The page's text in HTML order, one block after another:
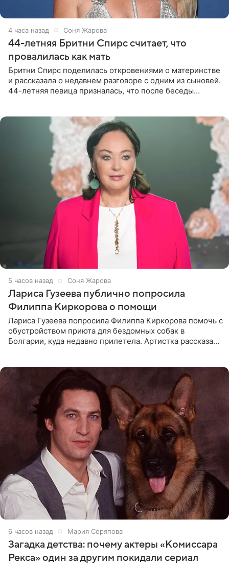
5 часов назад Соня Жарова
44-летняя Бритни Спирс считает, что
провалилась как мать
Бритни Спирс поделилась откровениями о материнстве
и рассказала о недавнем разговоре с одним из сыновей.
44-летняя певица призналась, что после беседы
5 часов назад Соня Жарова
Лариса Гузеева публично попросила
Филиппа Киркорова о помощи
Лариса Гузеева попросила Филиппа Киркорова помочь с
обустройством приюта для бездомных собак в
Болгарии, куда недавно прилетела. Артистка рассказала
6 часов назад Мария Серяпова
Загадка детства: почему актеры «Комиссара
Рекса» один за другим покидали сериал